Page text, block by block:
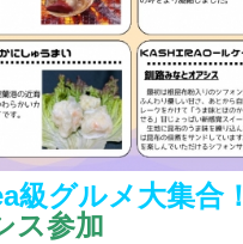
級グルメ大集合！
ス参加